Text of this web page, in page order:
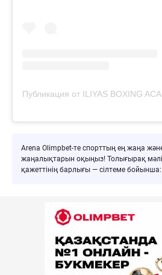
Публикация от ILIYAS BOXING
Arena Olimpbet-те спорттың ең жаңа
жаңалықтарын оқыңыз! Толығырақ
қажеттінің барлығы — сілтеме бойынша: